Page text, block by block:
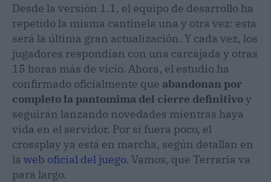
Desde la versión 1.1, el equipo de desarrollo ha
repetido la misma cantinela una y otra vez: esta
será la última gran actualización. Y cada vez, los
jugadores respondían con una carcajada y otras
15 horas más de vicio. Ahora, el estudio ha
confirmado oficialmente que abandonan por
completo la pantomima del cierre definitivoy
seguirán lanzando novedades mientras haya
vida en el servidor. Por si fuera poco, el
crossplay ya está en marcha, según detallan en
la web oficial del juego. Vamos, que Terraria va
para largo.